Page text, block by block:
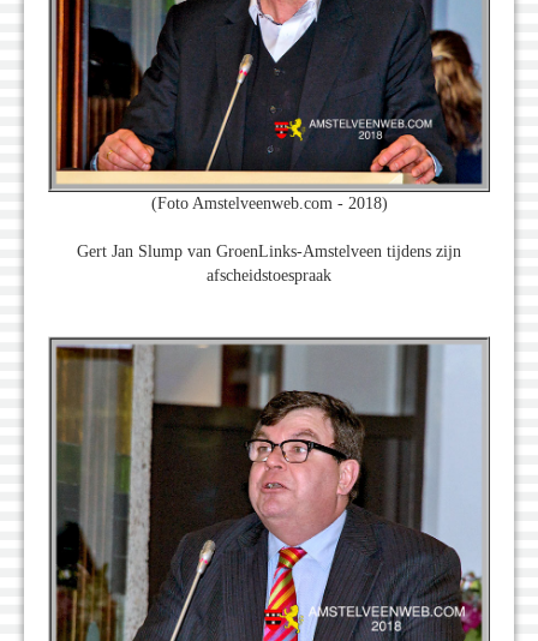
(Foto Amstelveenweb.com - 2018)
Gert Jan Slump van GroenLinks-Amstelveen tijdens zijn
afscheidstoespraak